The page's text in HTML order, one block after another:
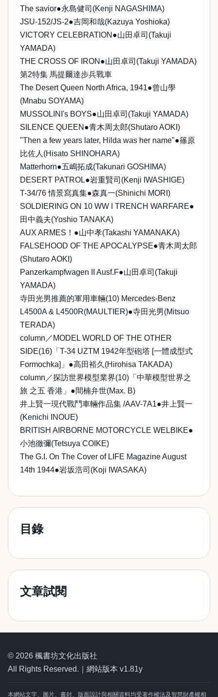
The savior●永島健司(Kenji NAGASHIMA)
JSU-152/JS-2●吉岡和哉(Kazuya Yoshioka)
VICTORY CELEBRATION●山田卓司(Takuji
YAMADA)
THE CROSS OF IRON●山田卓司(Takuji YAMADA)
第2特集 馬提爾達步兵戰車
The Desert Queen North Africa, 1941●曾山學
(Mnabu SOYAMA)
MUSSOLINI's BOYS●山田卓司(Takuji YAMADA)
SILENCE QUEEN●青木周太郎(Shutaro AOKI)
"Then a few years later, Hilda was her name"●篠原
比佐人(Hisato SHINOHARA)
Matterhorn●五嶋拓成(Takunari GOSHIMA)
DESERT PATROL●岩重賢司(Kenji IWASHIGE)
T-34/76 情景寫真集●森真一(Shinichi MORI)
SOLDIERING ON 10 WW I TRENCH WARFARE●
田中義夫(Yoshio TANAKA)
AUX ARMES！●山中孝(Takashi YAMANAKA)
FALSEHOOD OF THE APOCALYPSE●青木周太郎
(Shutaro AOKI)
Panzerkampfwagen II Ausf.F●山田卓司(Takuji
YAMADA)
寺田光男推薦的軍用車輛(10) Mercedes-Benz
L4500A & L4500R(MAULTIER)●寺田光男(Mitsuo
TERADA)
column／MODEL WORLD OF THE OTHER
SIDE(16)「T-34 UZTM 1942年型砲塔 [一體成型式
Formochka]」●高田裕久(Hirohisa TAKADA)
column／探訪世界模型業界(10)「中華模型世界之
旅 之五 香港」●間楠弁世(Max. B)
井上賢一現代戰鬥車輛作品集 /AAV-7A1●井上賢一
(Kenichi INOUE)
BRITISH AIRBORNE MOTORCYCLE WELBIKE●
小池徹彌(Tetsuya COIKE)
The G.I. On The Cover of LIFE Magazine August
14th 1944●岩坂浩司(Koji IWASAKA)
目錄
文章試閱
© 2026 楓書坊文化出版社
All Rights Reserved.｜網站版本 v1.81y
本網站文字、圖片、書封、版面設計與相關資料均受著作權法及智慧財產權相